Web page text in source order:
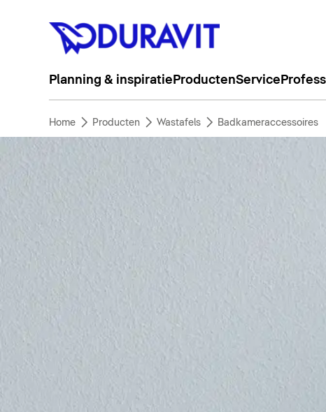
Planning & inspiratie ProductenService
Home Producten Wastafels Badkameraccessoires